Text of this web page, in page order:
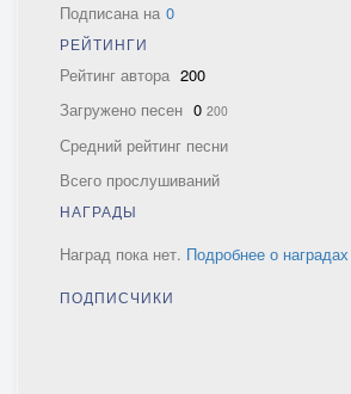
Подписана на 0
РЕЙТИНГИ
Рейтинг автора 200
Загружено песен 0 200
Средний рейтинг песни
Всего прослушиваний
НАГРАДЫ
Наград пока нет. Подробнее о наградах
ПОДПИСЧИКИ